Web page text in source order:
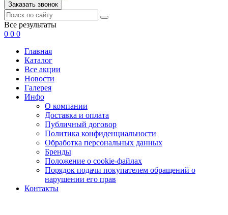
Заказать звонок
Все результаты
0 0 0
Главная
Каталог
Все акции
Новости
Галерея
Инфо
О компании
Доставка и оплата
Публичный договор
Политика конфиденциальности
Обработка персональных данных
Бренды
Положение о cookie-файлах
Порядок подачи покупателем обращений о
нарушении его прав
Контакты